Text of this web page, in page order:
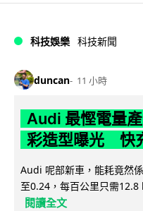
科技娛樂 科技新聞
duncan 11 小時
Audi 最慳電量
彩造型曝光 快
Audi 呢部新車，能耗竟然
至0.24，每百公里只需
閱讀全文